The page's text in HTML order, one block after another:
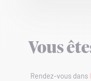
Vous
Rendez-vous dans